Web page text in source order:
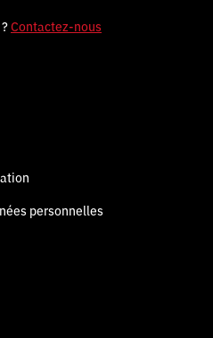
Contactez-nous
personnelles